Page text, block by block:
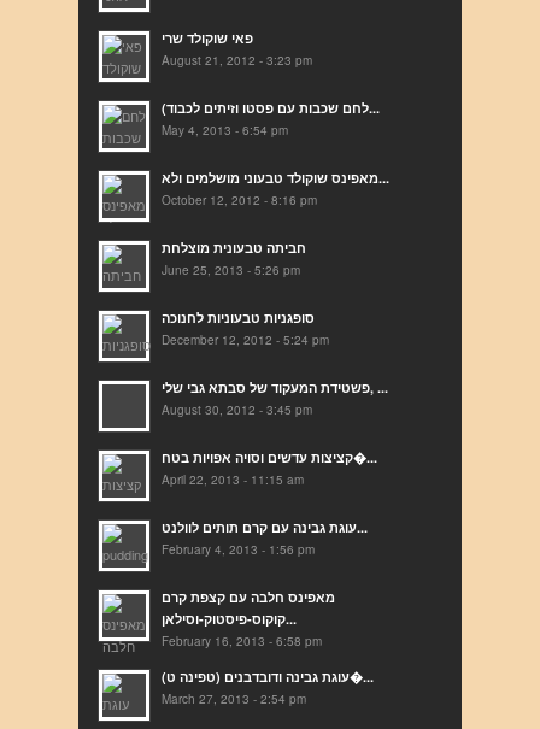
פאי שוקולד שרי
August 21, 2012 - 3:23 pm
(לחם שכבות עם פסטו וזיתים לכבוד...
May 4, 2013 - 6:54 pm
מאפינס שוקולד טבעוני מושלמים ולא...
October 12, 2012 - 8:16 pm
חביתה טבעונית מוצלחת
June 25, 2013 - 5:26 pm
סופגניות טבעוניות לחנוכה
December 12, 2012 - 5:24 pm
פשטידת המעקוד של סבתא גבי שלי, ...
August 30, 2012 - 3:45 pm
קציצות עדשים וסויה אפויות בטח�...
April 22, 2013 - 11:15 am
עוגת גבינה עם קרם תותים לוולנט...
February 4, 2013 - 1:56 pm
מאפינס חלבה עם קצפת קרם
קוקוס-פיסטוק-וסילאן...
February 16, 2013 - 6:58 pm
(עוגת גבינה ודובדבנים (טפינה ט�...
March 27, 2013 - 2:54 pm